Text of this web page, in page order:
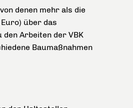
denen mehr als die
über das
Arbeiten der VBK
Baumaßnahmen